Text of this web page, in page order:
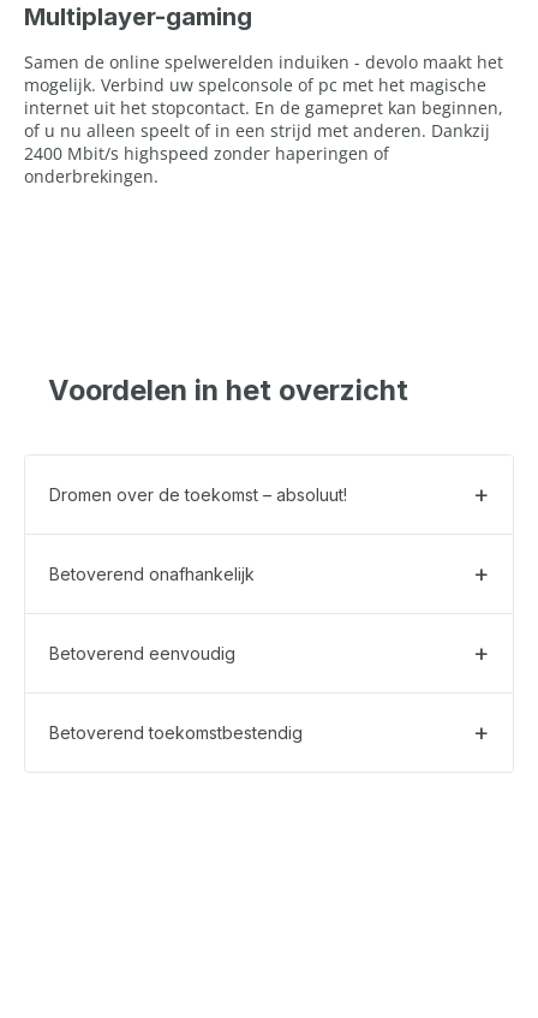
Multiplayer-gaming
Samen de online spelwerelden induiken - devolo maakt het
mogelijk. Verbind uw spelconsole of pc met het magische
internet uit het stopcontact. En de gamepret kan beginnen,
of u nu alleen speelt of in een strijd met anderen. Dankzij
2400 Mbit/s highspeed zonder haperingen of
onderbrekingen.
Voordelen in het overzicht
Dromen over de toekomst – absoluut!
Betoverend onafhankelijk
Betoverend eenvoudig
Betoverend toekomstbestendig